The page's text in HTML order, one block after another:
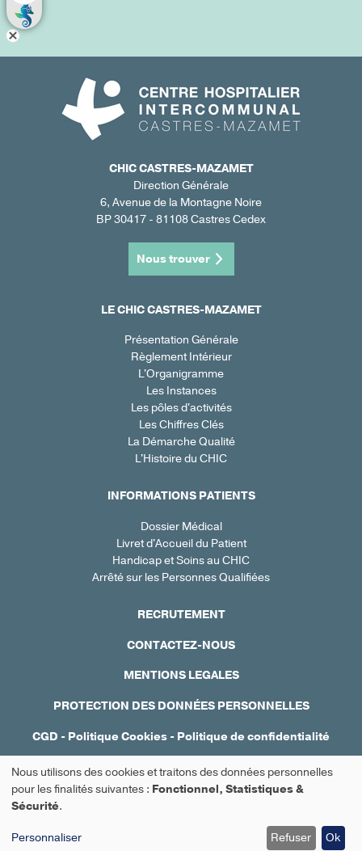
CHIC CASTRES-MAZAMET
Direction Générale
6, Avenue de la Montagne Noire
BP 30417 - 81108 Castres Cedex
Nous trouver
LE CHIC CASTRES-MAZAMET
Présentation Générale
Règlement Intérieur
L'Organigramme
Les Instances
Les pôles d'activités
Les Chiffres Clés
La Démarche Qualité
L'Histoire du CHIC
INFORMATIONS PATIENTS
Dossier Médical
Livret d'Accueil du Patient
Handicap et Soins au CHIC
Arrêté sur les Personnes Qualifiées
RECRUTEMENT
CONTACTEZ-NOUS
MENTIONS LEGALES
PROTECTION DES DONNÉES PERSONNELLES
CGD - Politique Cookies - Politique de confidentialité
Réalisation : Ascomedia
Utilisation
des
données
Nous utilisons des cookies et traitons des données personnelles
pour les finalités suivantes : Fonctionnel, Statistiques &
Sécurité.
Personnaliser Refuser Ok